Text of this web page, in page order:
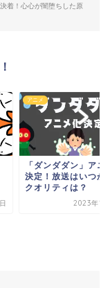
着！心心が闇堕ちした原
アニメ
「ダンダダン」アニ
決定！放送はいつか
クオリティは？
2023年12